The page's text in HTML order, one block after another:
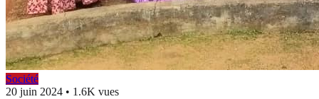
Société
20 juin 2024 • 1.6K vues